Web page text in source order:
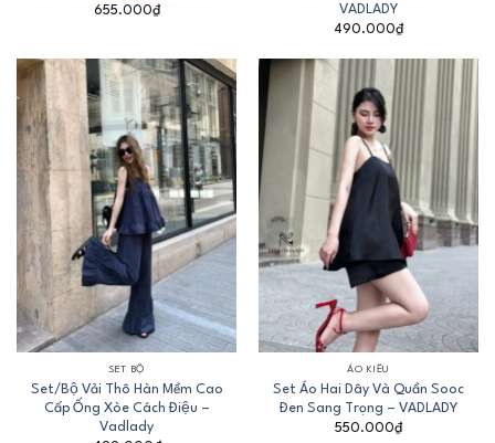
655.000₫
VADLADY
490.000₫
SET BỘ
Set/Bộ Vải Thô Hàn Mềm Cao
Cấp Ống Xòe Cách Điệu –
Vadlady
ÁO KIỂU
Set Áo Hai Dây Và Quần Sooc
Đen Sang Trọng – VADLADY
550.000₫